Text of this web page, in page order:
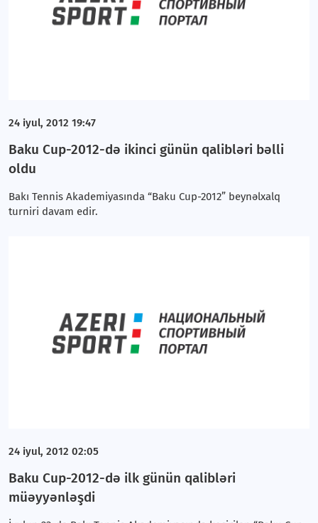
24 iyul, 2012 19:47
Baku Cup-2012-də ikinci günün qalibləri bəlli
oldu
Bakı Tennis Akademiyasında “Baku Cup-2012” beynəlxalq
turniri davam edir.
24 iyul, 2012 02:05
Baku Cup-2012-də ilk günün qalibləri
müəyyənləşdi